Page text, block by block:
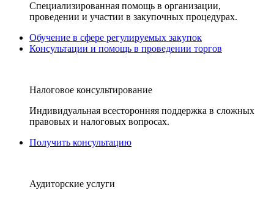
Специализированная помощь в организации,
проведении и участии в закупочных процедурах.
Обучение в сфере регулируемых закупок
Консультации и помощь в проведении торгов
Налоговое консультирование
Индивидуальная всесторонняя поддержка в сложных
правовых и налоговых вопросах.
Получить консультацию
Аудиторские услуги